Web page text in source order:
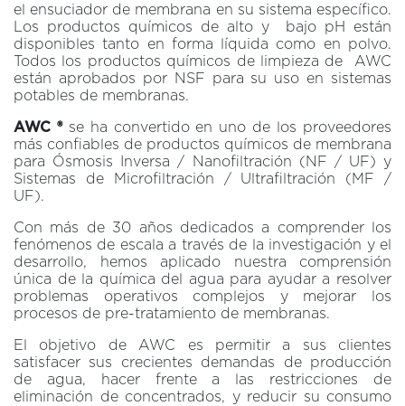
el ensuciador de membrana en su sistema específico.
Los productos químicos de alto y bajo pH están
disponibles tanto en forma líquida como en polvo.
Todos los productos químicos de limpieza de AWC
están aprobados por NSF para su uso en sistemas
potables de membranas.
AWC ®se ha convertido en uno de los proveedores
más confiables de productos químicos de membrana
para Ósmosis Inversa / Nanofiltración (NF / UF) y
Sistemas de Microfiltración / Ultrafiltración (MF /
UF).
Con más de 30 años dedicados a comprender los
fenómenos de escala a través de la investigación y el
desarrollo, hemos aplicado nuestra comprensión
única de la química del agua para ayudar a resolver
problemas operativos complejos y mejorar los
procesos de pre-tratamiento de membranas.
El objetivo de AWC es permitir a sus clientes
satisfacer sus crecientes demandas de producción
de agua, hacer frente a las restricciones de
eliminación de concentrados, y reducir su consumo